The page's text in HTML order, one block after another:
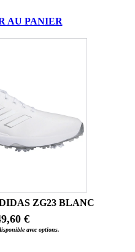
AU PANIER
ZG23 BLANC
€
avec options.